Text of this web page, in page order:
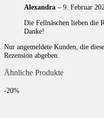
Alexandra – 9. Februar
Die Fellnäschen lieben die
Danke!
Nur angemeldete Kunden, die
Rezension abgeben.
Ähnliche Produkte
-20%